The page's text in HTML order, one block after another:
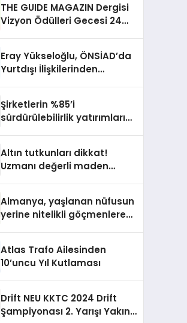
THE GUIDE MAGAZIN Dergisi
Vizyon Ödülleri Gecesi 24
Eray Yükseloğlu, ÖNSİAD’da
Yurtdışı İlişkilerinden
Şirketlerin %85’i
sürdürülebilirlik yatırımlarını
Altın tutkunları dikkat!
Uzmanı değerli maden
Almanya, yaşlanan nüfusun
yerine nitelikli göçmenlere
Atlas Trafo Ailesinden
10’uncu Yıl Kutlaması
Drift NEU KKTC 2024 Drift
Şampiyonası 2. Yarışı Yakın